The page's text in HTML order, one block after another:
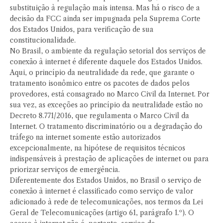
substituição à regulação mais intensa. Mas há o risco de a
decisão da FCC ainda ser impugnada pela Suprema Corte
dos Estados Unidos, para verificação de sua
constitucionalidade.
No Brasil, o ambiente da regulação setorial dos serviços de
conexão à internet é diferente daquele dos Estados Unidos.
Aqui, o princípio da neutralidade da rede, que garante o
tratamento isonômico entre os pacotes de dados pelos
provedores, está consagrado no Marco Civil da Internet. Por
sua vez, as exceções ao princípio da neutralidade estão no
Decreto 8.771/2016, que regulamenta o Marco Civil da
Internet. O tratamento discriminatório ou a degradação do
tráfego na internet somente estão autorizados
excepcionalmente, na hipótese de requisitos técnicos
indispensáveis à prestação de aplicações de internet ou para
priorizar serviços de emergência.
Diferentemente dos Estados Unidos, no Brasil o serviço de
conexão à internet é classificado como serviço de valor
adicionado à rede de telecomunicações, nos termos da Lei
Geral de Telecomunicações (artigo 61, parágrafo 1.º). O